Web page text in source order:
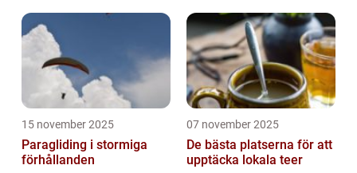
15 november 2025
Paragliding i stormiga
förhållanden
07 november 2025
De bästa platserna för att
upptäcka lokala teer